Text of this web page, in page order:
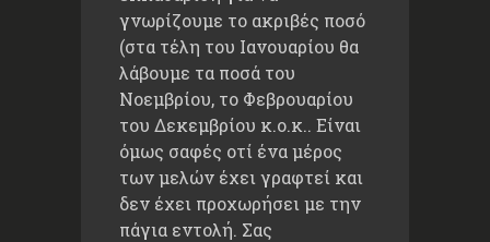
γνωρίζουμε το ακριβές ποσό
(στα τέλη του Ιανουαρίου θα
λάβουμε τα ποσά του
Νοεμβρίου, το Φεβρουαρίου
του Δεκεμβρίου κ.ο.κ.. Είναι
όμως σαφές οτί ένα μέρος
των μελών έχει γραφτεί και
δεν έχει προχωρήσει με την
πάγια εντολή. Σας